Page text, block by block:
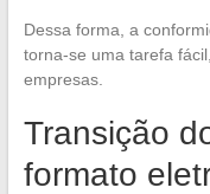
Dessa forma, a
torna-se uma tarefa
empresas.
Transição
formato